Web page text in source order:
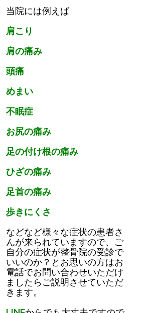
当院には例えば
肩こり
肩の痛み
頭痛
めまい
不眠症
お尻の痛み
足の付け根の痛み
ひざの痛み
足首の痛み
歩きにくさ
などなど様々な症状の患者さ
んが来られていますので、ご
自分の症状が整骨院の受診で
いいのか？とお思いの方はお
電話でお問い合わせいただけ
ましたらご説明させていただ
きます。